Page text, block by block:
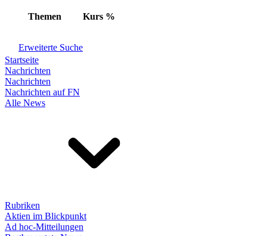
Themen Kurs %
Erweiterte Suche
Startseite
Nachrichten
Nachrichten
Nachrichten auf FN
Alle News
Rubriken
Aktien im Blickpunkt
Ad hoc-Mitteilungen